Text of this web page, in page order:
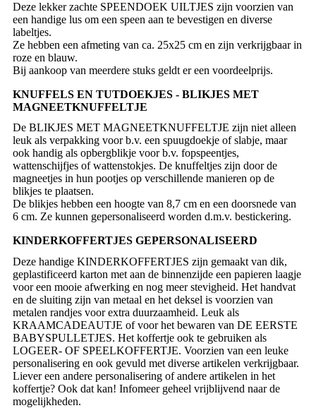
Deze lekker zachte SPEENDOEK UILTJES zijn voorzien van
een handige lus om een speen aan te bevestigen en diverse
labeltjes.
Ze hebben een afmeting van ca. 25x25 cm en zijn verkrijgbaar in
roze en blauw.
KNUFFELS EN TUTDOEKJES - BLIKJES MET
MAGNEETKNUFFELTJE
De BLIKJES MET MAGNEETKNUFFELTJE zijn niet alleen
leuk als verpakking voor b.v. een spuugdoekje of slabje, maar
ook handig als opbergblikje voor b.v. fopspeentjes,
wattenschijfjes of wattenstokjes. De knuffeltjes zijn door de
magneetjes in hun pootjes op verschillende manieren op de
blikjes te plaatsen.
De blikjes hebben een hoogte van 8,7 cm en een doorsnede van
6 cm. Ze kunnen gepersonaliseerd worden d.m.v. bestickering.
KINDERKOFFERTJES GEPERSONALISEERD
Deze handige KINDERKOFFERTJES zijn gemaakt van dik,
geplastificeerd karton met aan de binnenzijde een papieren laagje
voor een mooie afwerking en nog meer stevigheid. Het handvat
en de sluiting zijn van metaal en het deksel is voorzien van
metalen randjes voor extra duurzaamheid. Leuk als
KRAAMCADEAUTJE of voor het bewaren van DE EERSTE
BABYSPULLETJES. Het koffertje ook te gebruiken als
LOGEER- OF SPEELKOFFERTJE. Voorzien van een leuke
personalisering en ook gevuld met diverse artikelen verkrijgbaar.
Liever een andere personalisering of andere artikelen in het
koffertje? Ook dat kan! Infomeer geheel vrijblijvend naar de
mogelijkheden.